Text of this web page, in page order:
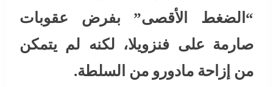
“الضغط الأقصى” بفرض عقوبات
صارمة على فنزويلا، لكنه لم يتمكن
من إزاحة مادورو من السلطة.